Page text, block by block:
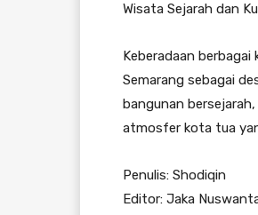
Wisata Sejarah dan
Keberadaan
Semarang sebagai
bangunan
atmosfer kota tua
Penulis: Shodiqin
Editor: Jaka